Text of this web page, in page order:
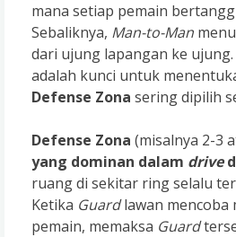
mana setiap pemain
Sebaliknya, Man-to-Man
dari ujung lapangan ke
adalah kunci untuk
Defense Zona sering dipilih
Defense Zona (misalnya 2-3
yang dominan dalam drive
ruang di sekitar ring selalu
Ketika Guardlawan mencoba
pemain, memaksa Guard